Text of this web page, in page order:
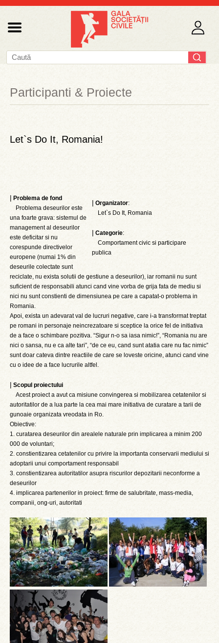
Participanti & Proiecte
Let`s Do It, Romania!
| Organizator:
Let`s Do It, Romania
| Categorie:
Comportament civic si participare
publica
| Problema de fond
Problema deseurilor este
una foarte grava: sistemul de
management al deseurilor
este deficitar si nu
corespunde directivelor
europene (numai 1% din
deseurile colectate sunt
reciclate, nu exista solutii de gestiune a deseurilor), iar romanii nu sunt
suficient de responsabili atunci cand vine vorba de grija fata de mediu si
nici nu sunt constienti de dimensiunea pe care a capatat-o problema in
Romania.
Apoi, exista un adevarat val de lucruri negative, care i-a transformat treptat
pe romani in personaje neincrezatoare si sceptice la orice fel de initiativa
de a face o schimbare pozitiva. “Sigur n-o sa iasa nimic!”, “Romania nu are
nici o sansa, nu e ca alte tari”, “de ce eu, cand sunt atatia care nu fac nimic”
sunt doar cateva dintre reactiile de care se loveste oricine, atunci cand vine
cu o idee de a face lucrurile altfel.
| Scopul proiectului
Acest proiect a avut ca misiune convingerea si mobilizarea cetatenilor si
autoritatilor de a lua parte la cea mai mare initiativa de curatare a tarii de
gunoaie organizata vreodata in Ro.
Obiective:
1. curatarea deseurilor din arealele naturale prin implicarea a minim 200
000 de voluntari;
2. constientizarea cetatenilor cu privire la importanta conservarii mediului si
adoptarii unui comportament responsabil
3. constientizarea autoritatilor asupra riscurilor depozitarii neconforme a
deseurilor
4. implicarea partenerilor in proiect: firme de salubritate, mass-media,
companii, ong-uri, autoritati